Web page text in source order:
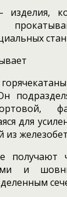
изделия,
для
из
получают
и